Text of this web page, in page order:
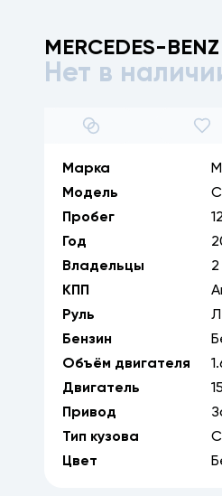
MERCEDES-BENZ
Нет в 1/ 35
Марка
Модель
Пробег
Год
Владельцы
2
КПП
Руль
Бензин
Объём двигателя
Двигатель
Привод
Тип кузова
Цвет